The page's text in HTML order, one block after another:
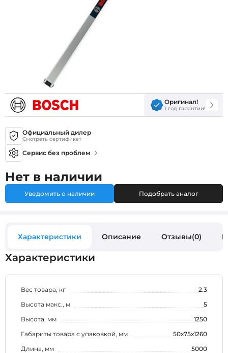
Оригинал!
1 год гарантии!
Официальный дилер
Смотреть сертификат
Сервис без проблем
Нет в наличии
Уведомить о наличии Подобрать аналог
Характеристики Описание Отзывы(0)
Характеристики
Вес товара, кг
2.3
Высота макс., м
5
Высота, мм
1250
Габариты товара с упаковкой, мм
50х75х1260
Длина, мм
5000